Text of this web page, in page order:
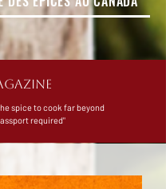
spice to cook far beyond
required"